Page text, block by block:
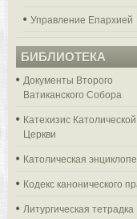
Управление Епархией
БИБЛИОТЕКА
Документы Второго
Ватиканского Собора
Катехизис Католической
Церкви
Католическая
Кодекс канонического
Литургическая тетрадка